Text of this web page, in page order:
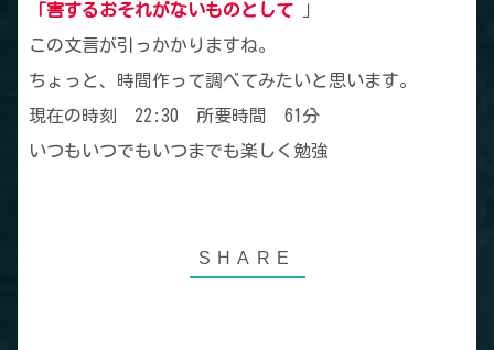
「害するおそれがないものとして 」
この文言が引っかかりますね。
ちょっと、時間作って調べてみたいと思います。
現在の時刻 22:30 所要時間 61分
いつもいつでもいつまでも楽しく勉強